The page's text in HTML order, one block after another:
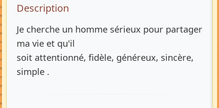
Description de l’annonce
Description
Je cherche un homme sérieux pour partager
ma vie et qu'il
soit attentionné, fidèle, généreux, sincère,
simple .